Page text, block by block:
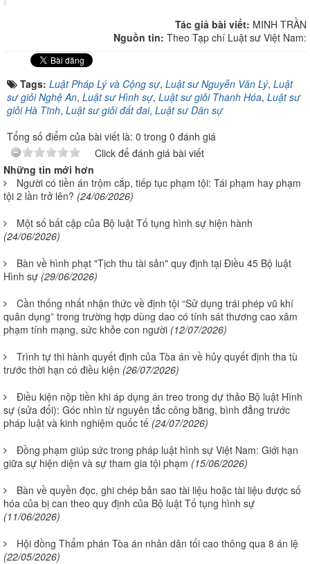
Tác giả bài viết: MINH TRẦN
Nguồn tin: Theo Tạp chí Luật sư Việt Nam:
Tags: Luật Pháp Lý và Cộng sự, Luật sư Nguyễn Văn Lý, Luật
sư giỏi Nghệ An, Luật sư Hình sự, Luật sư giỏi Thanh Hóa, Luật sư
giỏi Hà Tĩnh, Luật sư giỏi đất đai, Luật sư Dân sự
Tổng số điểm của bài viết là: 0 trong 0 đánh giá
Click để đánh giá bài viết
Những tin mới hơn
Người có tiền án trộm cắp, tiếp tục phạm tội: Tái phạm hay phạm
tội 2 lần trở lên? (24/06/2026)
Một số bất cập của Bộ luật Tố tụng hình sự hiện hành
(24/06/2026)
Bàn về hình phạt "Tịch thu tài sản" quy định tại Điều 45 Bộ luật
Hình sự (29/06/2026)
Cần thống nhất nhận thức về định tội “Sử dụng trái phép vũ khí
quân dụng” trong trường hợp dùng dao có tính sát thương cao xâm
phạm tính mạng, sức khỏe con người (12/07/2026)
Trình tự thi hành quyết định của Tòa án về hủy quyết định tha tù
trước thời hạn có điều kiện (26/07/2026)
Điều kiện nộp tiền khi áp dụng án treo trong dự thảo Bộ luật Hình
sự (sửa đổi): Góc nhìn từ nguyên tắc công bằng, bình đẳng trước
pháp luật và kinh nghiệm quốc tế (24/07/2026)
Đồng phạm giúp sức trong pháp luật hình sự Việt Nam: Giới hạn
giữa sự hiện diện và sự tham gia tội phạm (15/06/2026)
Bàn về quyền đọc, ghi chép bản sao tài liệu hoặc tài liệu được số
hóa của bị can theo quy định của Bộ luật Tố tụng hình sự
(11/06/2026)
Hội đồng Thẩm phán Tòa án nhân dân tối cao thông qua 8 án lệ
(22/05/2026)